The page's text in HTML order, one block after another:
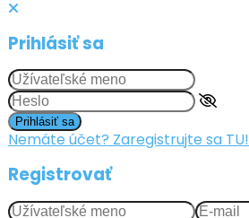
Prihlásiť sa
Prihlásiť sa
Nemáte účet? Zaregistrujte sa TU!
Registrovať